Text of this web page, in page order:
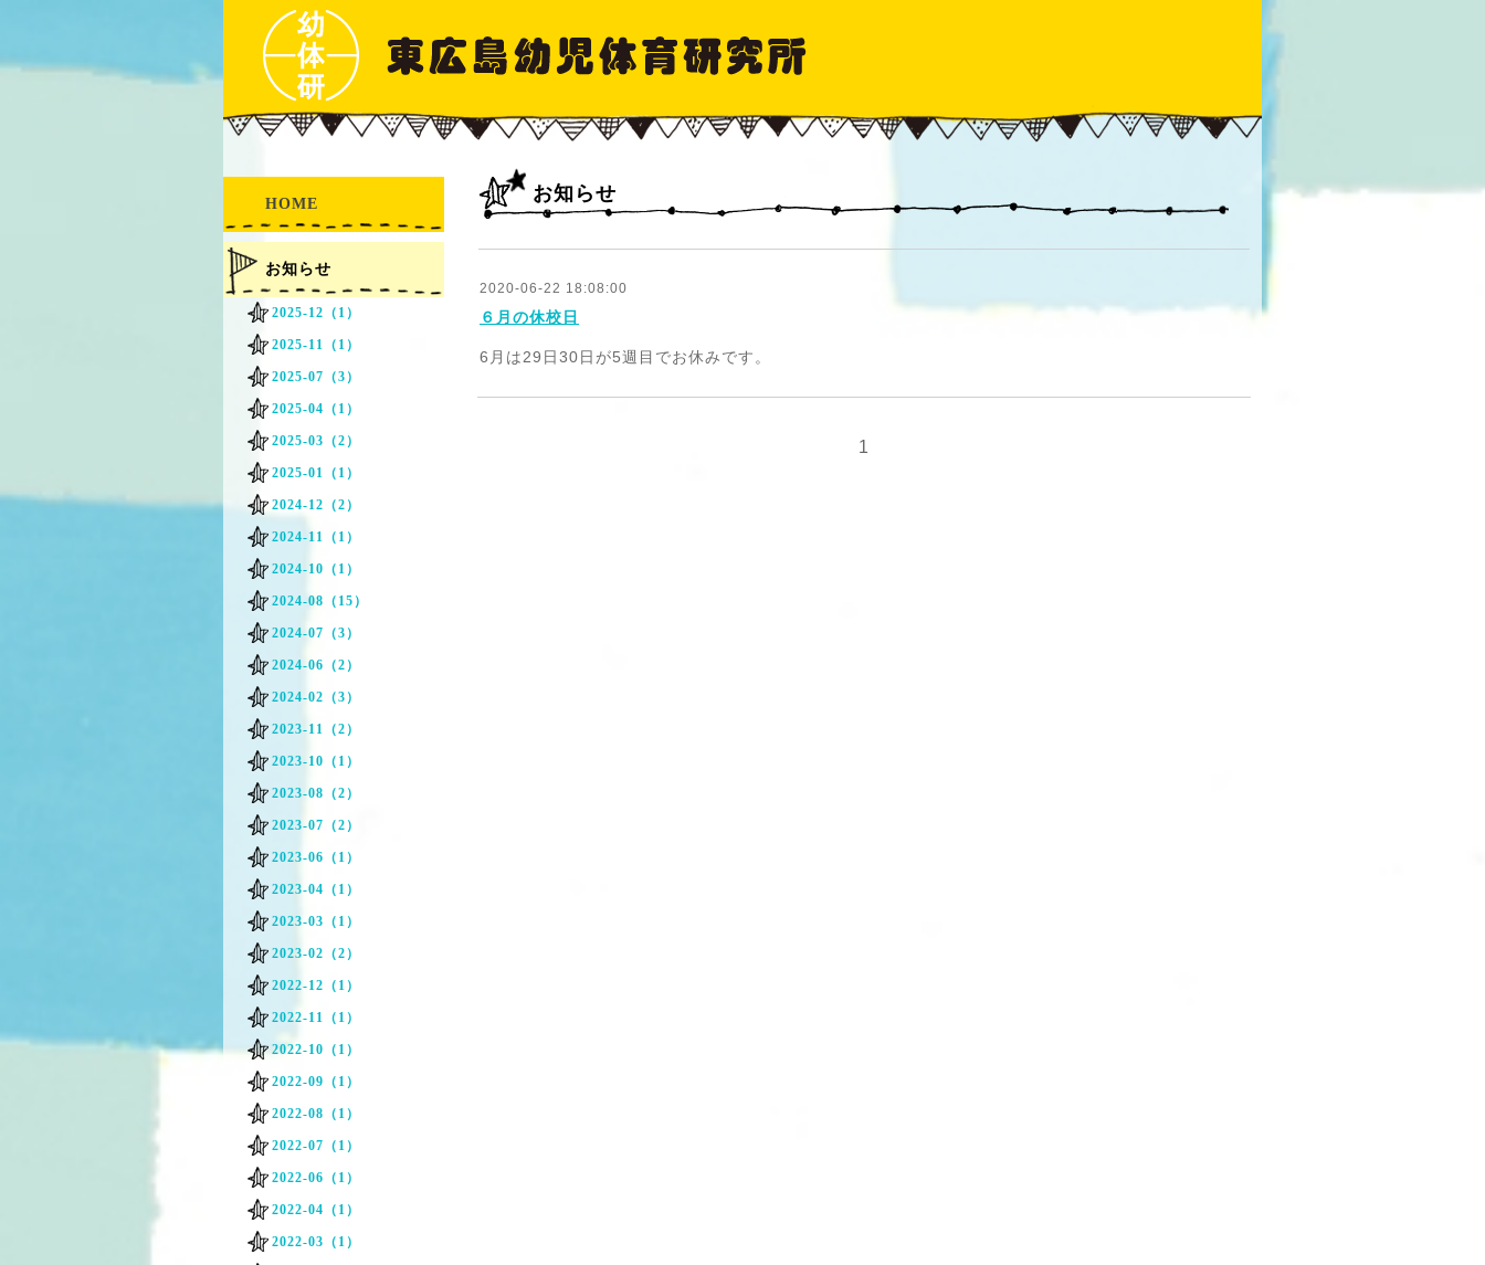
お知らせ
2020-06-22 18:08:00
６月の休校日
6月は29日30日が5週目でお休みです。
1
HOME
お知らせ
2025-12（1）
2025-11（1）
2025-07（3）
2025-04（1）
2025-03（2）
2025-01（1）
2024-12（2）
2024-11（1）
2024-10（1）
2024-08（15）
2024-07（3）
2024-06（2）
2024-02（3）
2023-11（2）
2023-10（1）
2023-08（2）
2023-07（2）
2023-06（1）
2023-04（1）
2023-03（1）
2023-02（2）
2022-12（1）
2022-11（1）
2022-10（1）
2022-09（1）
2022-08（1）
2022-07（1）
2022-06（1）
2022-04（1）
2022-03（1）